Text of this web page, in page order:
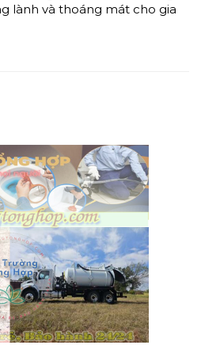
lành và thoáng mát cho gia